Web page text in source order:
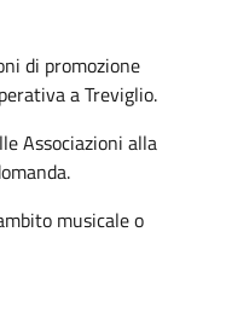
di promozione
a Treviglio.
Associazioni alla
musicale o